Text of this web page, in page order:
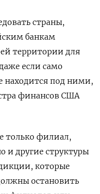
страны,
банкам
территории для
если само
находится под ними,
финансов США
только филиал,
и другие структуры
которые
остановить